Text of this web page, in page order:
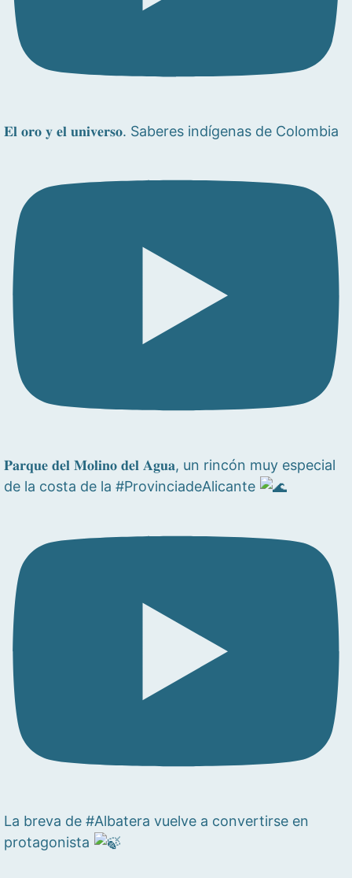
𝐄𝐥 𝐨𝐫𝐨 𝐲 𝐞𝐥 𝐮𝐧𝐢𝐯𝐞𝐫𝐬𝐨. Saberes indígenas de Colombia
𝐏𝐚𝐫𝐪𝐮𝐞 𝐝𝐞𝐥 𝐌𝐨𝐥𝐢𝐧𝐨 𝐝𝐞𝐥 𝐀𝐠𝐮𝐚, un rincón muy especial
de la costa de la #ProvinciadeAlicante
La breva de #Albatera vuelve a convertirse en
protagonista